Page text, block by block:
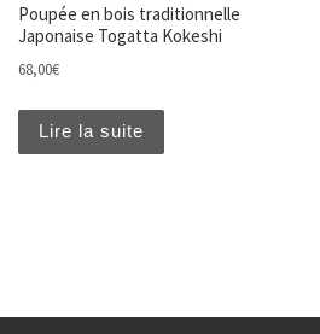
Poupée en bois traditionnelle
Japonaise Togatta Kokeshi
68,00€
Lire la suite